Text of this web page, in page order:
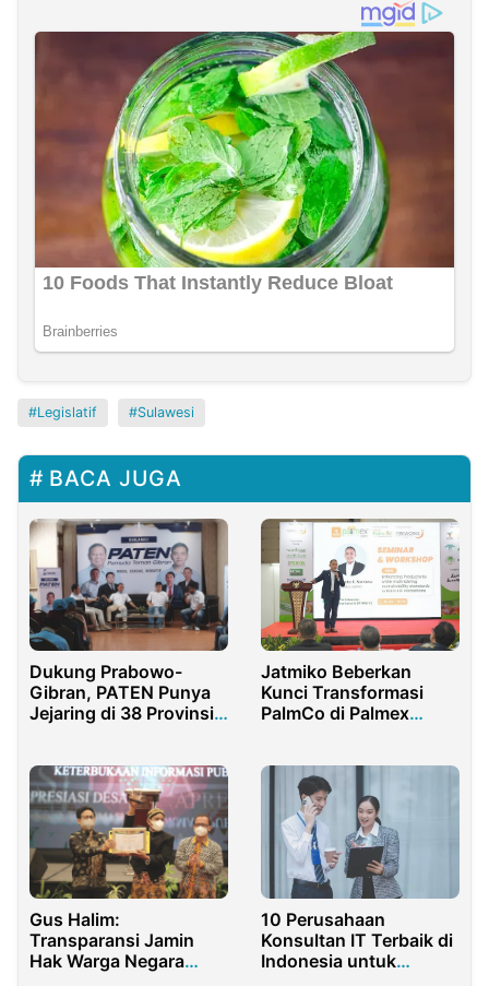
Legislatif Sulawesi
BACA JUGA
Dukung Prabowo-
Gibran, PATEN Punya
Jejaring di 38 Provinsi
Jatmiko Beberkan
Kunci Transformasi
PalmCo di Palmex
Gus Halim:
Transparansi Jamin
Hak Warga Negara
10 Perusahaan
Konsultan IT Terbaik di
Indonesia untuk